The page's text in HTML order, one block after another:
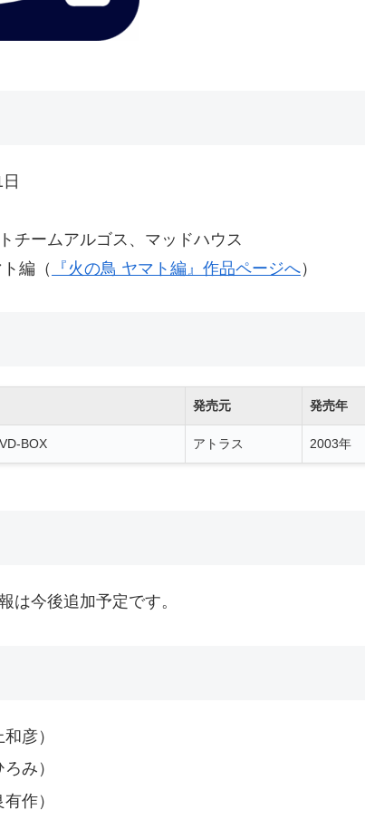
チームアルゴス、マッドハウス
編（
『火の鳥 ヤマト編』作品ページへ）
発売元 発売年
BOX アトラス 2003年
は今後追加予定です。
彦）
み）
作）